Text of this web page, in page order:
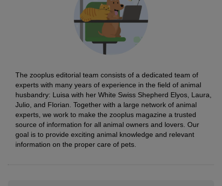
The zooplus editorial team consists of a dedicated team of
experts with many years of experience in the field of animal
husbandry: Luisa with her White Swiss Shepherd Elyos, Laura,
Julio, and Florian. Together with a large network of animal
experts, we work to make the zooplus magazine a trusted
source of information for all animal owners and lovers. Our
goal is to provide exciting animal knowledge and relevant
information on the proper care of pets.